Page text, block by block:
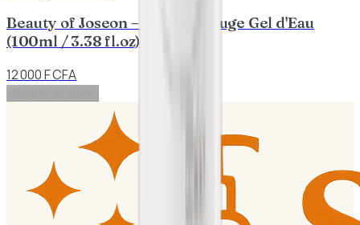
Beauty of Joseon – Haricot Rouge Gel d'Eau
(100ml / 3.38 fl.oz)
12 000 F CFA